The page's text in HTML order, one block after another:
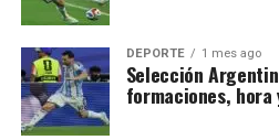
DEPORTE 1 mes ago
Selección
formaciones,